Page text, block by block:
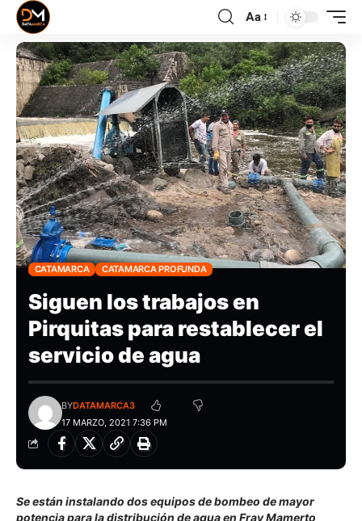
Aa
CATAMARCA CATAMARCA PROFUNDA
Siguen los trabajos en
Pirquitas para restablecer el
servicio de agua
17 MARZO, 2021 7:36 PM
BYDATAMARCA3
Se están instalando dos equipos de bombeo de mayor
potencia para la distribución de agua en Fray Mamerto